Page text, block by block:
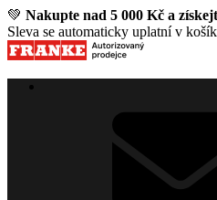
💚 Nakupte nad 5 000 Kč a
Sleva se automaticky uplatní v